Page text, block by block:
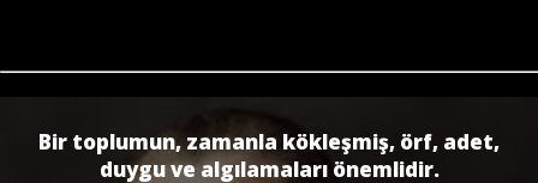
Bir toplumun, zamanla kökleşmiş, örf, adet,
duygu ve algılamaları önemlidir.